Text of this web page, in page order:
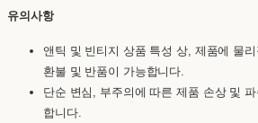
유의사항
앤틱 및 빈티지 상품 특성 상, 제품에 물
환불 및 반품이 가능합니다.
단순 변심, 부주의에 따른 제품 손상 및
합니다.